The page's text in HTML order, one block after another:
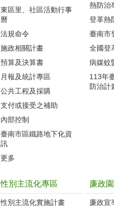
東區里、社區活動行事
曆
法規命令
施政相關計畫
預算及決算書
月報及統計專區
公共工程及採購
支付或接受之補助
內部控制
臺南市區鐵路地下化資
訊
更多
熱防治
登革熱
臺南市
全國登
病媒蚊
113年
防治計
性別主流化專區
性別主流化實施計畫
廉政
廉政宣